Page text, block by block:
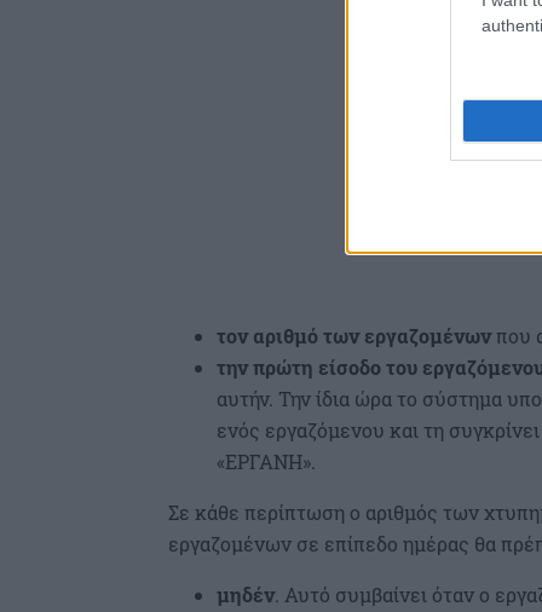
τον αριθμό των εργαζομένωνπου
την πρώτη είσοδο του
αυτήν. Την ίδια ώρα το σύστημα
ενός εργαζόμενου και τη
«ΕΡΓΑΝΗ».
Σε κάθε περίπτωση ο αριθμός των
εργαζομένων σε επίπεδο ημέρας θα
μηδέν. Αυτό συμβαίνει όταν ο